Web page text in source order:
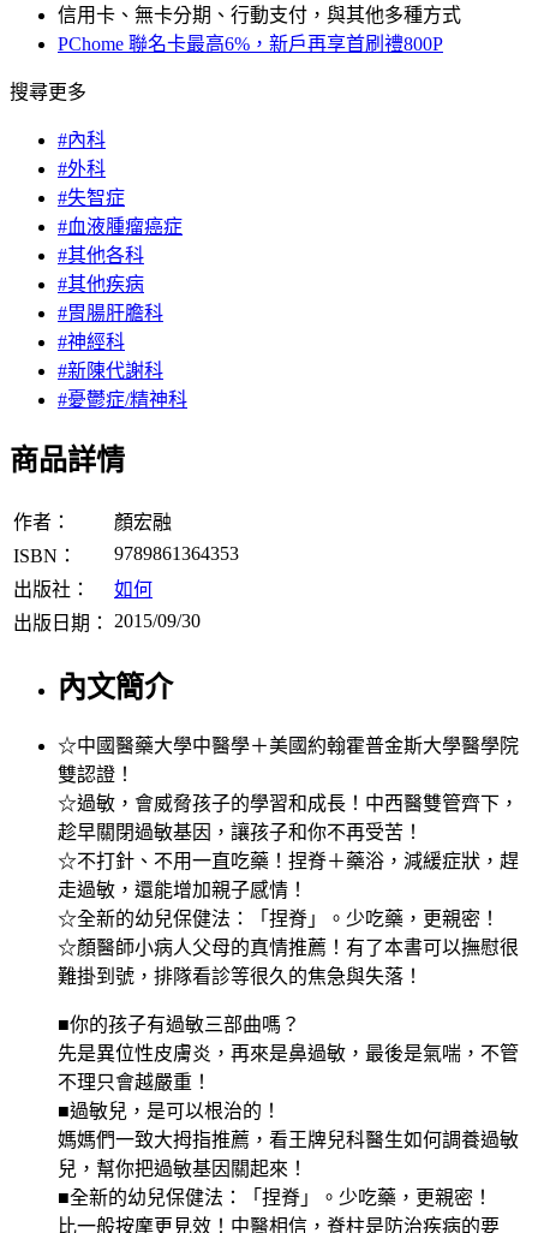
信用卡、無卡分期、行動支付，與其他多種方式
PChome 聯名卡最高6%，新戶再享首刷禮800P
搜尋更多
#內科
#外科
#失智症
#血液腫瘤癌症
#其他各科
#其他疾病
#胃腸肝膽科
#神經科
#新陳代謝科
#憂鬱症/精神科
商品詳情
作者：
顏宏融
ISBN：
9789861364353
出版社：
如何
出版日期：
2015/09/30
內文簡介
☆中國醫藥大學中醫學＋美國約翰霍普金斯大學醫學院
雙認證！
☆過敏，會威脅孩子的學習和成長！中西醫雙管齊下，
趁早關閉過敏基因，讓孩子和你不再受苦！
☆不打針、不用一直吃藥！捏脊＋藥浴，減緩症狀，趕
走過敏，還能增加親子感情！
☆全新的幼兒保健法：「捏脊」。少吃藥，更親密！
☆顏醫師小病人父母的真情推薦！有了本書可以撫慰很
難掛到號，排隊看診等很久的焦急與失落！
■你的孩子有過敏三部曲嗎？
先是異位性皮膚炎，再來是鼻過敏，最後是氣喘，不管
不理只會越嚴重！
■過敏兒，是可以根治的！
媽媽們一致大拇指推薦，看王牌兒科醫生如何調養過敏
兒，幫你把過敏基因關起來！
■全新的幼兒保健法：「捏脊」。少吃藥，更親密！
比一般按摩更見效！中醫相信，脊柱是防治疾病的要